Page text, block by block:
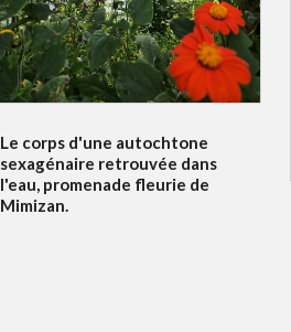
Le corps d'une autochtone
sexagénaire retrouvée dans
l'eau, promenade fleurie de
Mimizan.